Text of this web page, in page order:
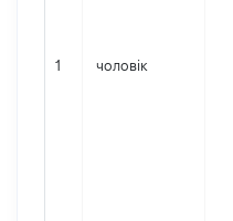
1 чоловік